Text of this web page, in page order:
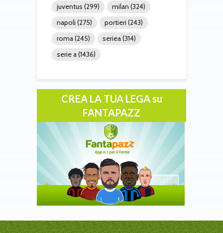
juventus (299) milan (324)
napoli (275) portieri (243)
roma(245) seriea(314)
serie a(1436)
CREA LA TUA LEGA su
FANTAPAZZ